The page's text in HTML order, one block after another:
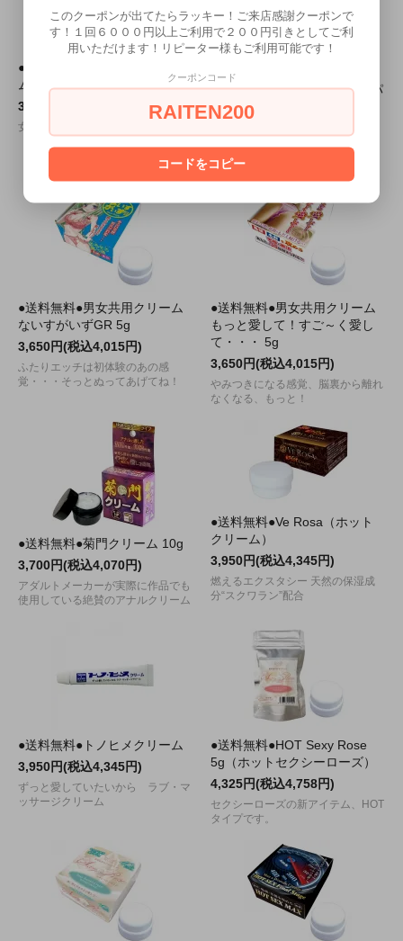
●送料無料●ホットラブクリー
ム（1ml）
3,450円(税込3,795円)
女性用催淫興奮クリーム！
●送料無料● エッセンシャル パ
ウダー （1ｋｇ）
業務用マッサージパウダー 1ｋｇ
入り
●送料無料●男女共用クリーム
ないすがいずGR 5g
3,650円(税込4,015円)
ふたりエッチは初体験のあの感
覚・・・そっとぬってあげてね！
●送料無料●男女共用クリーム
もっと愛して！すご～く愛し
て・・・ 5g
3,650円(税込4,015円)
やみつきになる感覚、脳裏から離れ
なくなる、もっと！
●送料無料●菊門クリーム 10g
3,700円(税込4,070円)
アダルトメーカーが実際に作品でも
使用している絶賛のアナルクリーム
●送料無料●Ve Rosa（ホット
クリーム）
3,950円(税込4,345円)
燃えるエクスタシー 天然の保湿成
分“スクワラン”配合
●送料無料●トノヒメクリーム
3,950円(税込4,345円)
ずっと愛していたいから ラブ・マ
ッサージクリーム
●送料無料●HOT Sexy Rose
5g（ホットセクシーローズ）
4,325円(税込4,758円)
セクシーローズの新アイテム、HOT
タイプです。
このクーポンが出てたらラッキー！ご来店感謝クーポンで
す！１回６０００円以上ご利用で２００円引きとしてご利
用いただけます！リピーター様もご利用可能です！
クーポンコード
RAITEN200
コードをコピー